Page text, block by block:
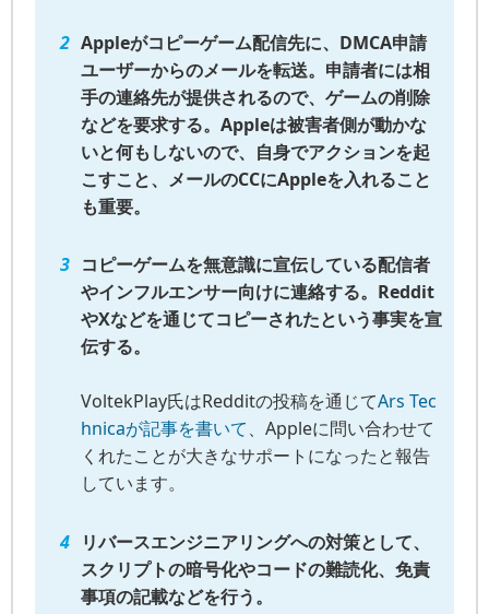
Appleがコピーゲーム配信先に、DMCA申請
ユーザーからのメールを転送。申請者には相
手の連絡先が提供されるので、ゲームの削除
などを要求する。Appleは被害者側が動かな
いと何もしないので、自身でアクションを起
こすこと、メールのCCにAppleを入れること
も重要。
コピーゲームを無意識に宣伝している配信者
やインフルエンサー向けに連絡する。Reddit
やXなどを通じてコピーされたという事実を宣
伝する。
VoltekPlay氏はRedditの投稿を通じてArs Tec
hnicaが記事を書いて、Appleに問い合わせて
くれたことが大きなサポートになったと報告
しています。
リバースエンジニアリングへの対策として、
スクリプトの暗号化やコードの難読化、免責
事項の記載などを行う。